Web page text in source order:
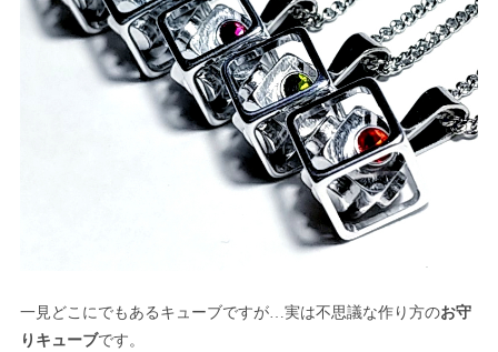
一見どこにでもあるキューブですが…実は不思議な作り方のお守
りキューブです。